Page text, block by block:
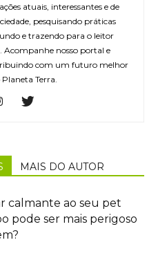
atuais, interessantes e de
pesquisando práticas
e trazendo para o leitor
Acompanhe nosso portal e
com um futuro melhor
Terra.
MAIS DO AUTOR
calmante ao seu pet
pode ser mais perigoso